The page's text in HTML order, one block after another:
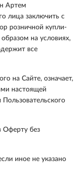
Артем
лица заключить с
розничной купли-
на условиях,
все
на Сайте, означает,
настоящей
Оферту без
иное не указано